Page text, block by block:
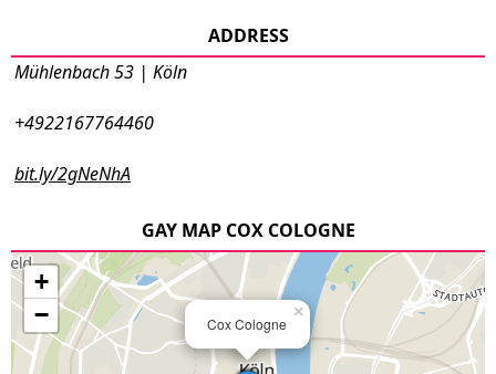
ADDRESS
Mühlenbach 53 | Köln
+4922167764460
bit.ly/2gNeNhA
GAY MAP COX COLOGNE
Cox Cologne
×
+
−